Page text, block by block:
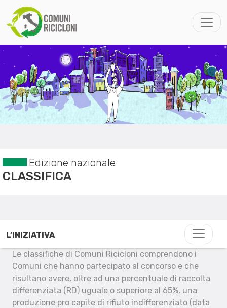
Edizione nazionale
CLASSIFICA
L’INIZIATIVA
Le classifiche di Comuni Ricicloni comprendono i
Comuni che hanno partecipato al concorso e che
risultano avere, oltre ad una percentuale di raccolta
differenziata (RD) uguale o superiore al 65%, una
produzione pro capite di rifiuto indifferenziato (data